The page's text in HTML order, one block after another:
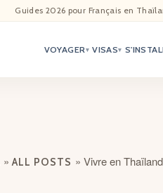
Guides 2026 pour Français en
VOYAGER▾ VISAS▾
ACCUEIL
ACTUALITÉ
»ALL POSTS » Vivre en